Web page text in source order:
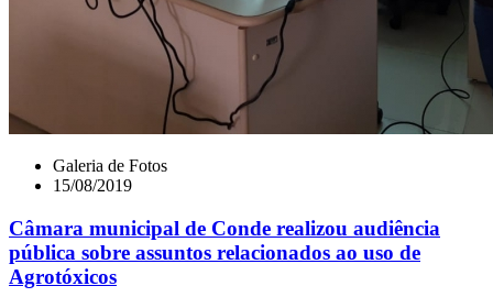
Galeria de Fotos
15/08/2019
Câmara municipal de Conde realizou audiência
pública sobre assuntos relacionados ao uso de
Agrotóxicos